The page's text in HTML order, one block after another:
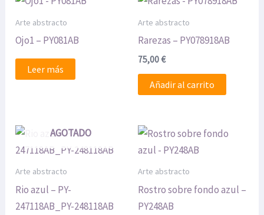
Arte abstracto
Ojo1 – PY081AB
Leer más
Arte abstracto
Rarezas – PY078918AB
75,00€
Añadir al carrito
AGOTADO
Arte abstracto
Rio azul – PY-
247118AB_PY-248118AB
Arte abstracto
Rostro sobre fondo azul –
PY248AB